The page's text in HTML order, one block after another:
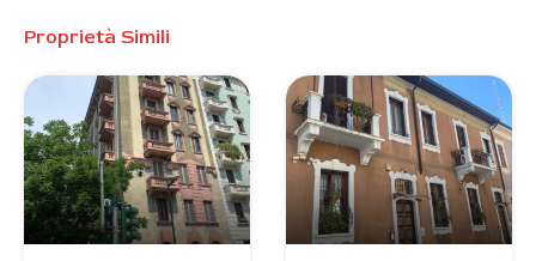
Proprietà Simili